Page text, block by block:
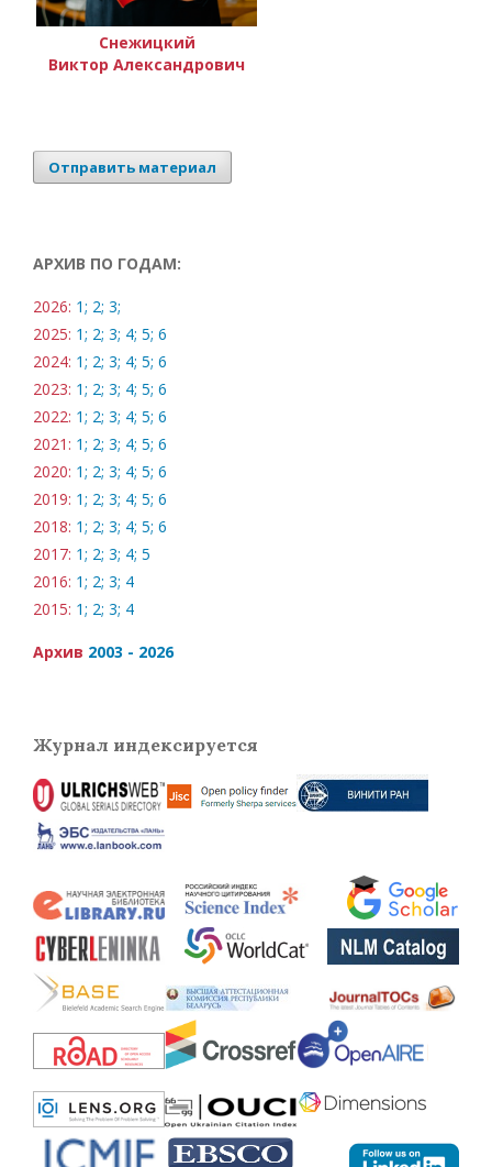
Снежицкий
Виктор Александрович
Отправить материал
АРХИВ ПО ГОДАМ:
2026: 1; 2; 3;
2025: 1; 2; 3; 4; 5; 6
2024: 1; 2; 3; 4; 5; 6
2023: 1; 2; 3; 4; 5; 6
2022: 1; 2; 3; 4; 5; 6
2021: 1; 2; 3; 4; 5; 6
2020: 1; 2; 3; 4; 5; 6
2019: 1; 2; 3; 4; 5; 6
2018: 1; 2; 3; 4; 5; 6
2017: 1; 2; 3; 4; 5
2016: 1; 2; 3; 4
2015: 1; 2; 3; 4
Архив 2003 - 2026
Журнал индексируется